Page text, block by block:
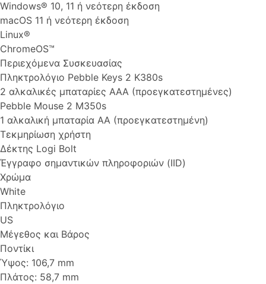
Windows® 10, 11 ή νεότερη έκδοση
macOS 11 ή νεότερη έκδοση
Linux®
ChromeOS™
Περιεχόμενα Συσκευασίας
Πληκτρολόγιο Pebble Keys 2 K380s
2 αλκαλικές μπαταρίες AAA (προεγκατεστημένες)
Pebble Mouse 2 M350s
1 αλκαλική μπαταρία AA (προεγκατεστημένη)
Τεκμηρίωση χρήστη
Δέκτης Logi Bolt
Έγγραφο σημαντικών πληροφοριών (IID)
Χρώμα
White
Πληκτρολόγιο
US
Μέγεθος και Βάρος
Ποντίκι
Ύψος: 106,7 mm
Πλάτος: 58,7 mm